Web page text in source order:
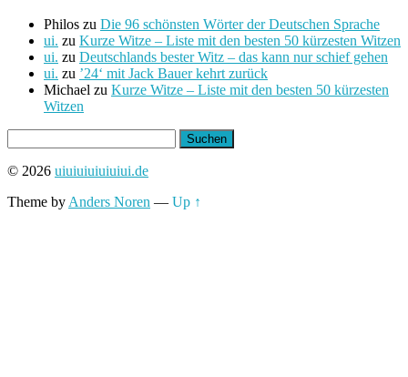
Philos zu Die 96 schönsten Wörter der Deutschen Sprache
ui. zu Kurze Witze – Liste mit den besten 50 kürzesten Witzen
ui. zu Deutschlands bester Witz – das kann nur schief gehen
ui. zu ’24‘ mit Jack Bauer kehrt zurück
Michael zu Kurze Witze – Liste mit den besten 50 kürzesten
Witzen
nach:
© 2026 uiuiuiuiuiuiui.de
Theme by Anders Noren — Up ↑